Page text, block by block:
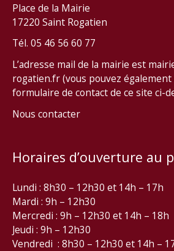
Place de la Mairie
17220 Saint Rogatien
Tél. 05 46 56 60 77
L’adresse mail de la mairie est
rogatien.fr (vous pouvez
formulaire de contact de ce site ci-
Nous contacter
Horaires d’ouverture au
Lundi : 8h30 – 12h30 et 14h – 17h
Mardi : 9h – 12h30
Mercredi : 9h – 12h30 et 14h – 18h
Jeudi : 9h – 12h30
Vendredi : 8h30 – 12h30 et 14h –